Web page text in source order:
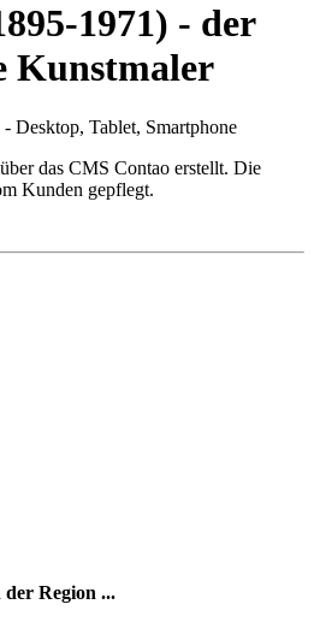
1971) - der
Kunstmaler
das CMS Contao erstellt. Die
Kunden gepflegt.
Region ...